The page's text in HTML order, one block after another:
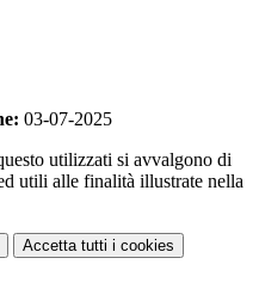
03-07-2025
utilizzati si avvalgono di
utili alle finalità illustrate nella
Accetta tutti i cookies